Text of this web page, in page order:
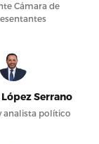
Cámara de
Serrano
analista político